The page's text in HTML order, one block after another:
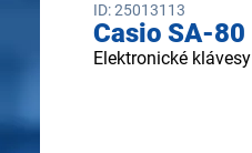
ID: 25013113
Casio SA-80
Elektronické klávesy